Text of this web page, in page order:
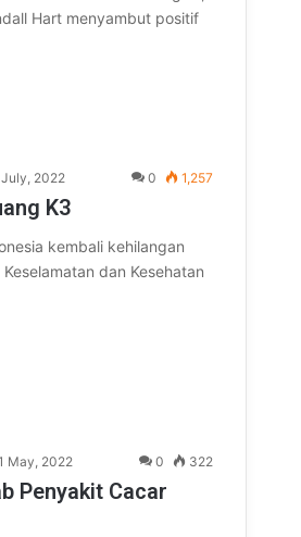
Hart menyambut positif
2022 0 1,257
K3
kembali kehilangan
dan Kesehatan
May, 2022 0 322
Penyakit Cacar